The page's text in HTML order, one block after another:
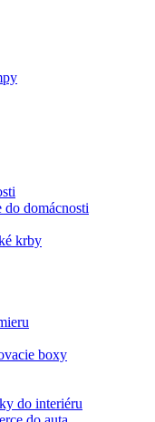
do domácnosti
krby
boxy
do interiéru